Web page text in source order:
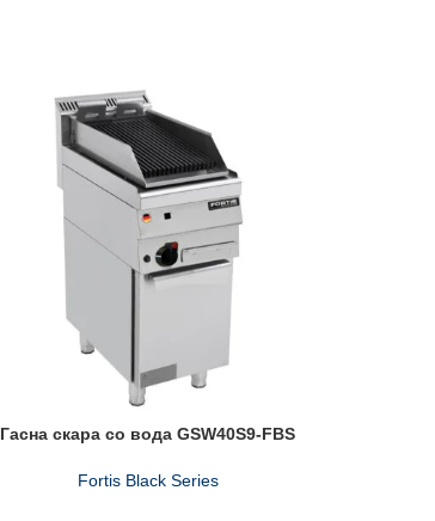
Гасна скара со вода GSW40S9-FBS
Fortis Black Series